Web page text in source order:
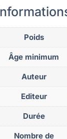
Poids
Âge minimum
Auteur
Editeur
Durée
Nombre de